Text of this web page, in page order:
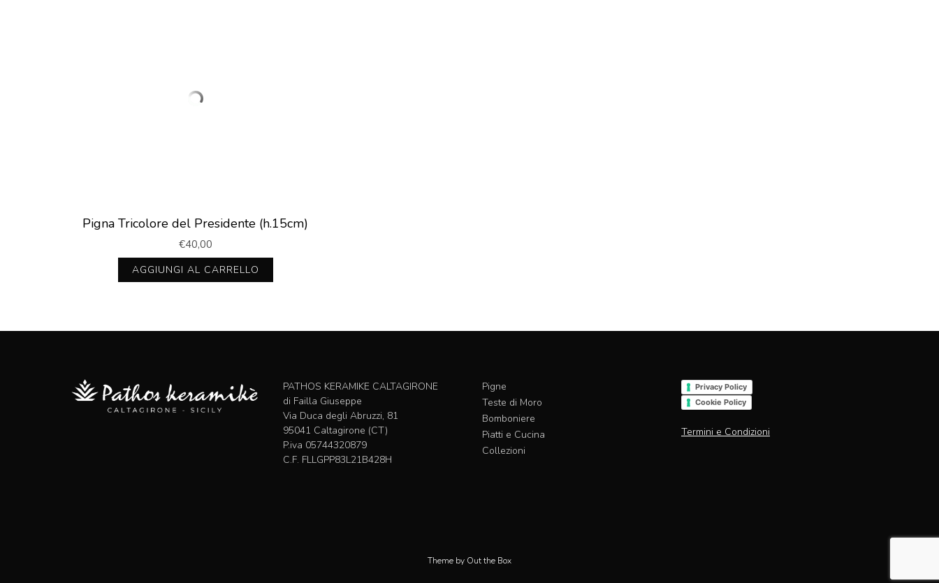
Pigna Tricolore del Presidente (h.15cm)
€40,00
AGGIUNGI AL CARRELLO
PATHOS KERAMIKE CALTAGIRONE
di Failla Giuseppe
Via Duca degli Abruzzi, 81
95041 Caltagirone (CT)
P.iva 05744320879
C.F. FLLGPP83L21B428H
Pigne
Teste di Moro
Bomboniere
Piatti e Cucina
Collezioni
Privacy Policy
Cookie Policy
Termini e Condizioni
Theme by Out the Box